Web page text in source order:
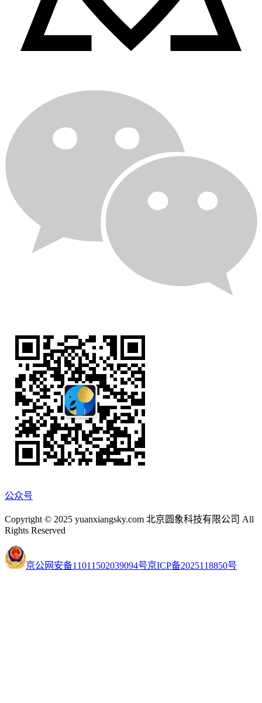
公众号
Copyright © 2025 yuanxiangsky.com 北京圆象科技有限公司 All
Rights Reserved
京公网安备11011502039094号京ICP备2025118850号